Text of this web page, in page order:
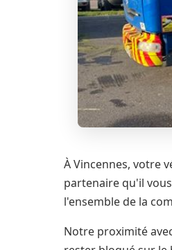
À Vincennes, votre
partenaire qu'il
l'ensemble de la
Notre proximité